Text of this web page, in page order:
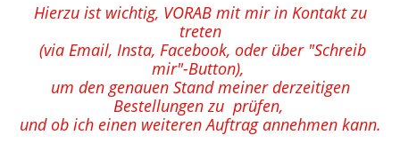
Hierzu ist wichtig, VORAB mit mir in Kontakt zu
treten
(via Email, Insta, Facebook, oder über "Schreib
mir"-Button),
um den genauen Stand meiner derzeitigen
Bestellungen zu prüfen,
und ob ich einen weiteren Auftrag annehmen kann.